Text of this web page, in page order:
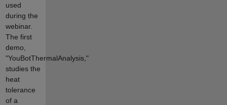
used
during the
webinar.
The first
demo,
"YouBotThermalAnalysis,"
studies the
heat
tolerance
of a